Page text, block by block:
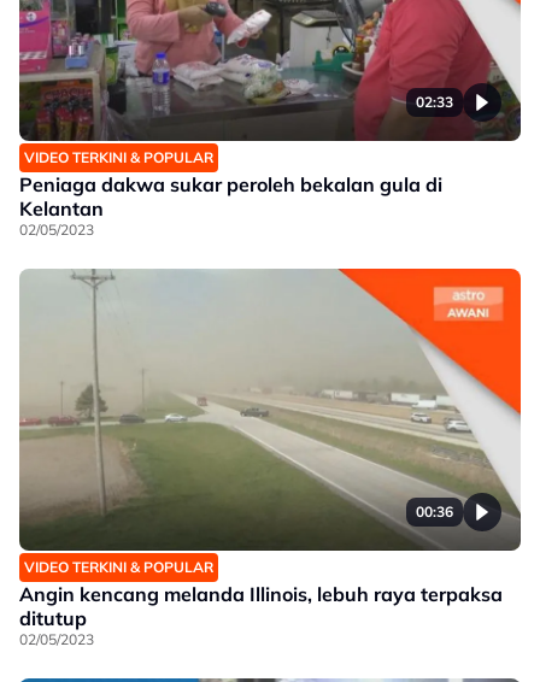
02:33
VIDEO TERKINI & POPULAR
Peniaga dakwa sukar peroleh bekalan gula di
Kelantan
02/05/2023
00:36
VIDEO TERKINI & POPULAR
Angin kencang melanda Illinois, lebuh raya terpaksa
ditutup
02/05/2023